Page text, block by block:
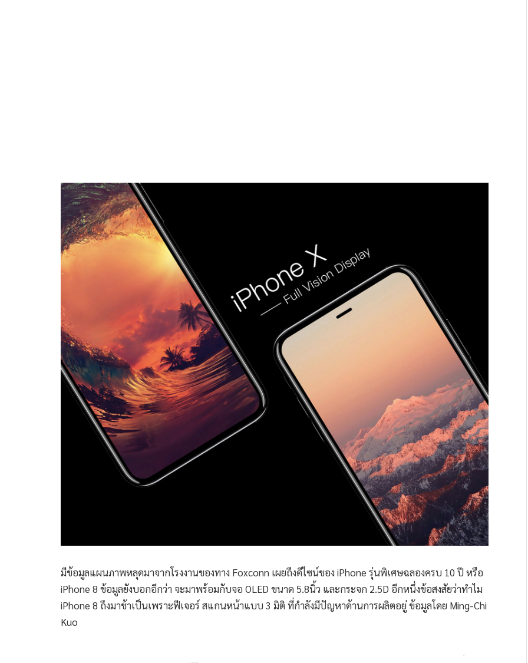
มีข้อมูลแผนภาพหลุดมาจากโรงงานของทาง Foxconn เผยถึงดีไซน์ของ iPhone รุ่นพิเศษฉลองครบ 10 ปี หรือ
iPhone 8 ข้อมูลยังบอกอีกว่า จะมาพร้อมกับจอ OLED ขนาด 5.8นิ้ว และกระจก 2.5D อีกหนึ่งข้อสงสัยว่าทำไม
iPhone 8 ถึงมาช้าเป็นเพราะฟีเจอร์ สแกนหน้าแบบ 3 มิติ ที่กำลังมีปัญหาด้านการผลิตอยู่ ข้อมูลโดย Ming-Chi
Kuo